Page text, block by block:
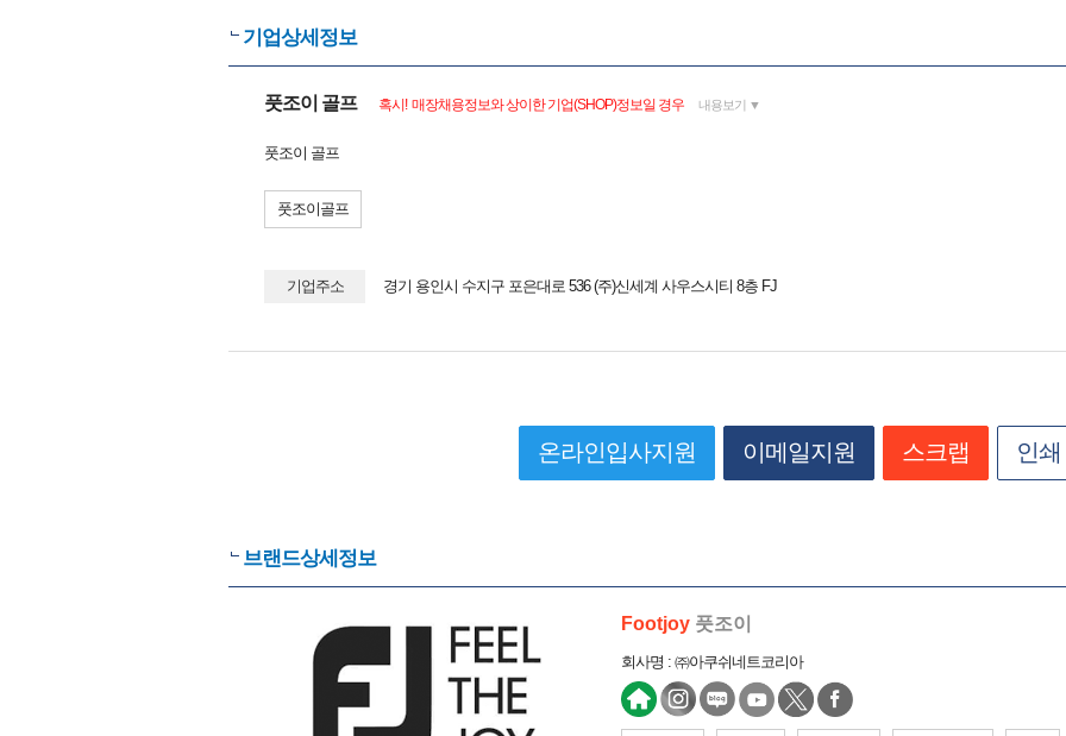
기업상세정보
풋조이 골프 혹시! 매장채용정보와 상이한 기업(SHOP)정보일 경우 내용보기 ▼
풋조이 골프
풋조이골프
기업주소 경기 용인시 수지구 포은대로 536 (주)신세계 사우스시티 8층 FJ
온라인입사지원 이메일지원 스크랩 인쇄
브랜드상세정보
Footjoy 풋조이
회사명 : ㈜아쿠쉬네트코리아